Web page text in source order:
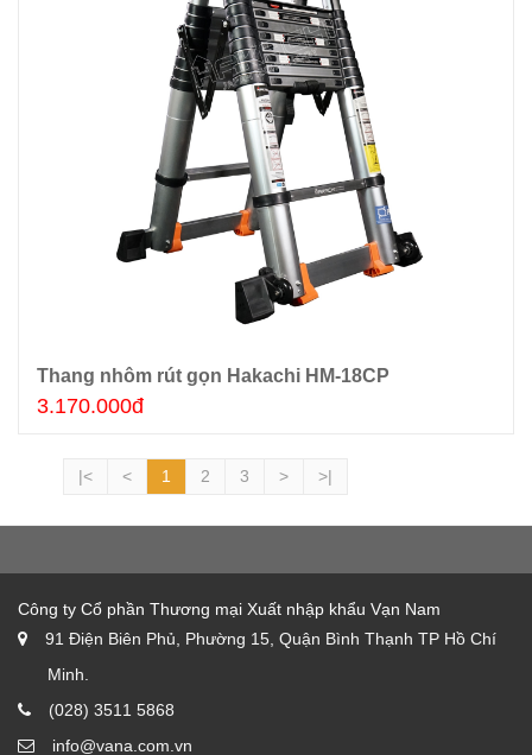
Thêm giỏ hàng
Thang nhôm rút gọn Hakachi HM-18CP
3.170.000đ
|< < 1 2 3 > >|
Công ty Cổ phần Thương mại Xuất nhập khẩu Vạn Nam
91 Điện Biên Phủ, Phường 15, Quận Bình Thạnh TP Hồ Chí
Minh.
(028) 3511 5868
info@vana.com.vn